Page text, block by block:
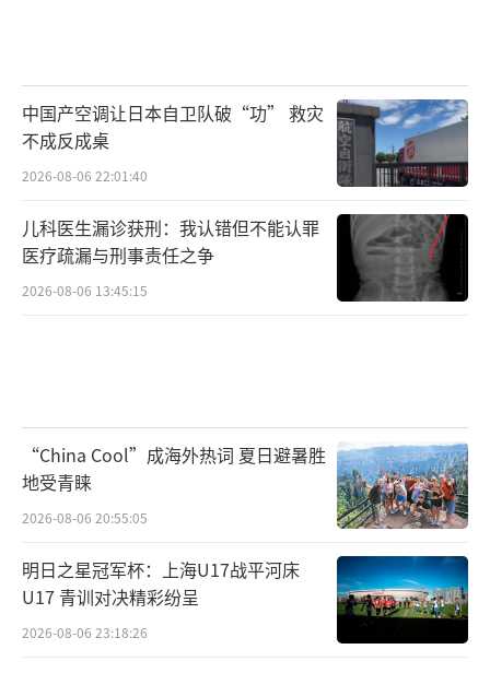
中国产空调让日本自卫队破“功” 救灾
不成反成桌
2026-08-06 22:01:40
儿科医生漏诊获刑：我认错但不能认罪
医疗疏漏与刑事责任之争
2026-08-06 13:45:15
“China Cool”成海外热词 夏日避暑胜
地受青睐
2026-08-06 20:55:05
明日之星冠军杯：上海U17战平河床
U17 青训对决精彩纷呈
2026-08-06 23:18:26